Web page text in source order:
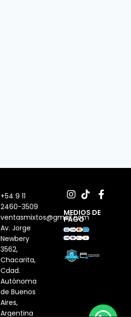
+54 9 11
2460-3509
ventasmixtos@gmail.com
Av. Jorge
Newbery
3562,
Chacarita,
Cdad.
Autónoma
de Buenos
Aires,
Argentina
MEDIOS DE
PAGO